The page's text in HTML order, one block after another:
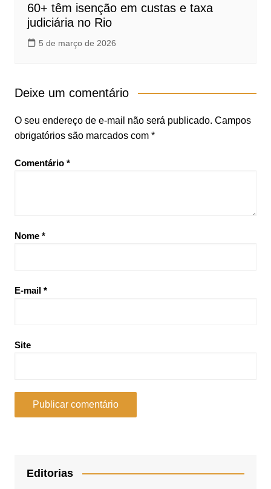
60+ têm isenção em custas e taxa
judiciária no Rio
5 de março de 2026
Deixe um comentário
O seu endereço de e-mail não será publicado. Campos
obrigatórios são marcados com *
Comentário *
Nome *
E-mail *
Site
Editorias